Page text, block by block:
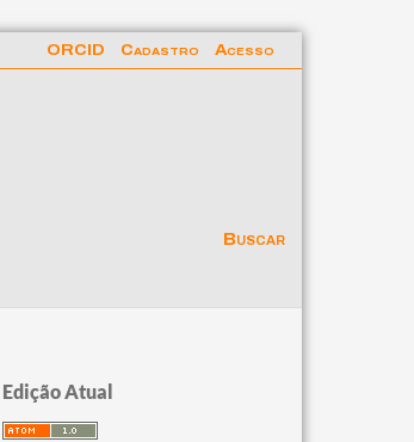
Buscar
ORCID Cadastro Acesso
Edição Atual